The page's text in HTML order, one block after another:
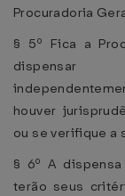
Procuradoria
§ 5º Fica a
dispensar
houver
ou se verifique a
§ 6º A
terão seus